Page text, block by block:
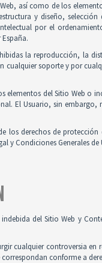
así como de los
y diseño, selección
por el
la reproducción, la
soporte y por
elementos del Sitio Web o
El Usuario, sin
los derechos de
y Condiciones Generales de
del Sitio Web y
cualquier controversia
conforme a